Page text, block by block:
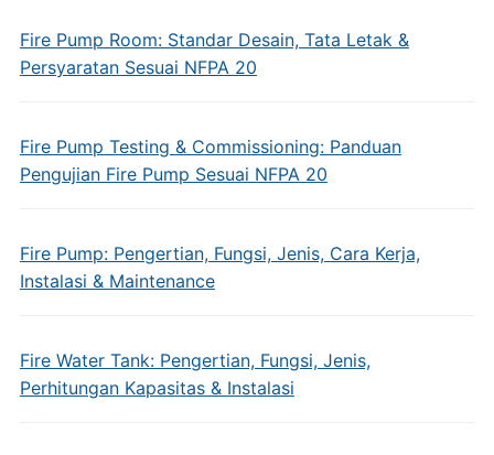
Fire Pump Room: Standar Desain, Tata Letak &
Persyaratan Sesuai NFPA 20
Fire Pump Testing & Commissioning: Panduan
Pengujian Fire Pump Sesuai NFPA 20
Fire Pump: Pengertian, Fungsi, Jenis, Cara Kerja,
Instalasi & Maintenance
Fire Water Tank: Pengertian, Fungsi, Jenis,
Perhitungan Kapasitas & Instalasi